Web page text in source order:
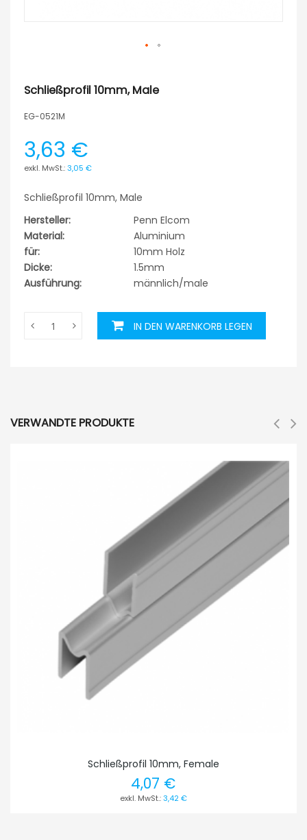
Schließprofil 10mm, Male
EG-0521M
3,63 €
3,05 €
Schließprofil 10mm, Male
Hersteller:
Penn Elcom
Material:
Aluminium
für:
10mm Holz
Dicke:
1.5mm
Ausführung:
männlich/male
IN DEN WARENKORB LEGEN
VERWANDTE PRODUKTE
Schließprofil 10mm, Female
4,07 €
3,42 €